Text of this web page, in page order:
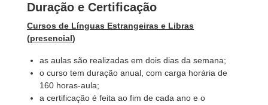
Duração e Certificação
Cursos de Línguas Estrangeiras e Libras
(presencial)
as aulas são realizadas em dois dias da semana;
o curso tem duração anual, com carga horária de
160 horas-aula;
a certificação é feita ao fim de cada ano e o